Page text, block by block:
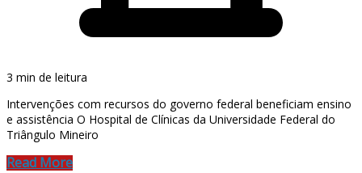
3 min de leitura
Intervenções com recursos do governo federal beneficiam ensino
e assistência O Hospital de Clínicas da Universidade Federal do
Triângulo Mineiro
Read More